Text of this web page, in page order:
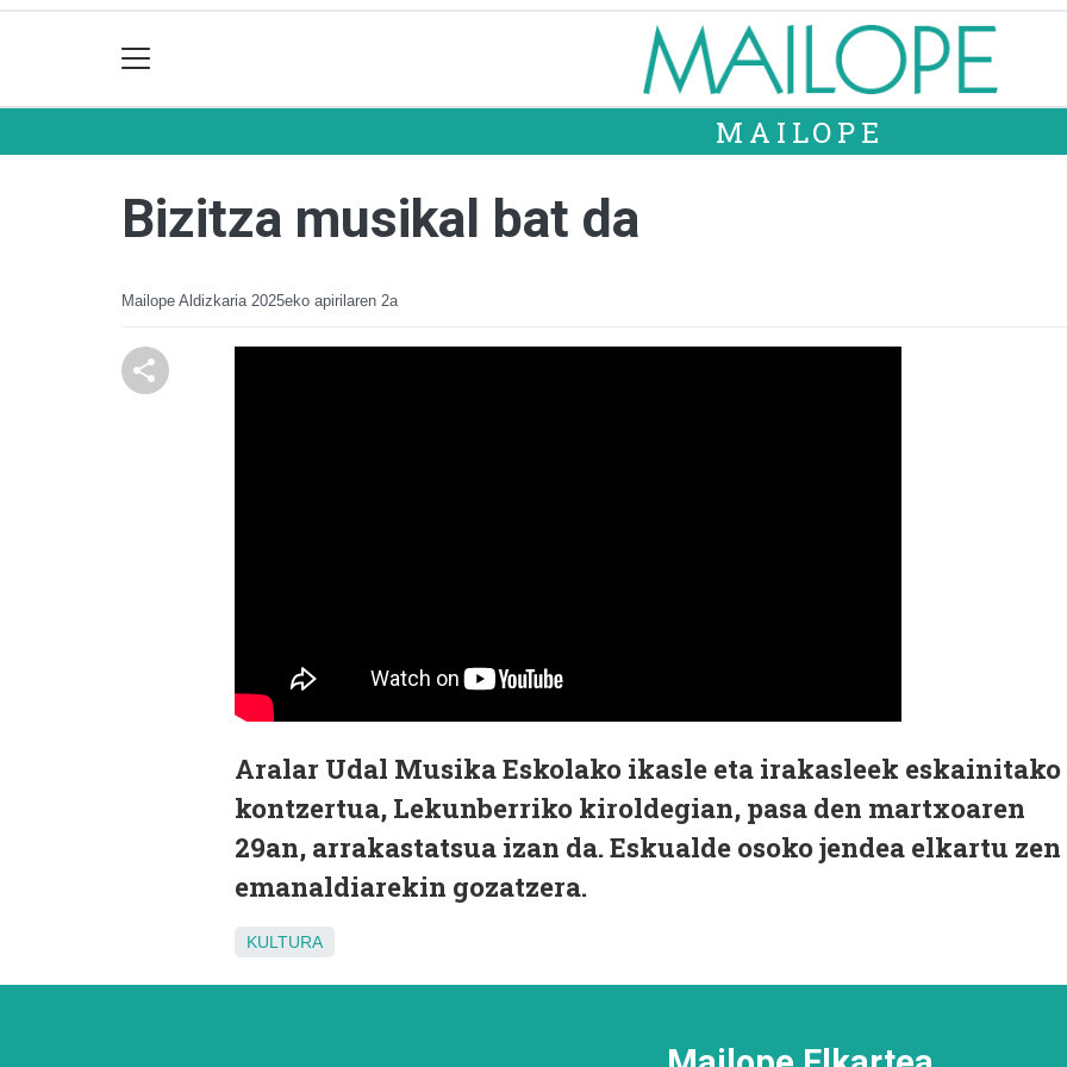
MAILOPE
Bizitza musikal bat da
Mailope Aldizkaria 2025eko apirilaren 2a
Aralar Udal Musika Eskolako ikasle eta irakasleek eskainitako
kontzertua, Lekunberriko kiroldegian, pasa den martxoaren
29an, arrakastatsua izan da. Eskualde osoko jendea elkartu zen
emanaldiarekin gozatzera.
KULTURA